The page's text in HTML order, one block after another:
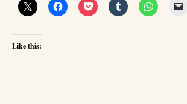
Like this: